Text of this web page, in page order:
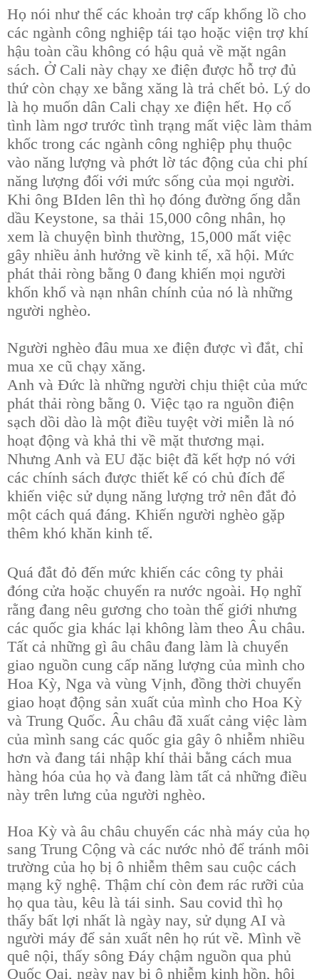
Họ nói như thể các khoản trợ cấp khổng lồ cho
các ngành công nghiệp tái tạo hoặc viện trợ khí
hậu toàn cầu không có hậu quả về mặt ngân
sách. Ở Cali này chạy xe điện được hỗ trợ đủ
thứ còn chạy xe bằng xăng là trả chết bỏ. Lý do
là họ muốn dân Cali chạy xe điện hết. Họ cố
tình làm ngơ trước tình trạng mất việc làm thảm
khốc trong các ngành công nghiệp phụ thuộc
vào năng lượng và phớt lờ tác động của chi phí
năng lượng đối với mức sống của mọi người.
Khi ông BIden lên thì họ đóng đường ống dẫn
dầu Keystone, sa thải 15,000 công nhân, họ
xem là chuyện bình thường, 15,000 mất việc
gây nhiều ảnh hưởng về kinh tế, xã hội. Mức
phát thải ròng bằng 0 đang khiến mọi người
khốn khổ và nạn nhân chính của nó là những
người nghèo.
Người nghèo đâu mua xe điện được vì đắt, chỉ
mua xe cũ chạy xăng.
Anh và Đức là những người chịu thiệt của mức
phát thải ròng bằng 0. Việc tạo ra nguồn điện
sạch dồi dào là một điều tuyệt vời miễn là nó
hoạt động và khả thi về mặt thương mại.
Nhưng Anh và EU đặc biệt đã kết hợp nó với
các chính sách được thiết kế có chủ đích để
khiến việc sử dụng năng lượng trở nên đắt đỏ
một cách quá đáng. Khiến người nghèo gặp
thêm khó khăn kinh tế.
Quá đắt đỏ đến mức khiến các công ty phải
đóng cửa hoặc chuyển ra nước ngoài. Họ nghĩ
rằng đang nêu gương cho toàn thế giới nhưng
các quốc gia khác lại không làm theo Âu châu.
Tất cả những gì âu châu đang làm là chuyển
giao nguồn cung cấp năng lượng của mình cho
Hoa Kỳ, Nga và vùng Vịnh, đồng thời chuyển
giao hoạt động sản xuất của mình cho Hoa Kỳ
và Trung Quốc. Âu châu đã xuất cảng việc làm
của mình sang các quốc gia gây ô nhiễm nhiều
hơn và đang tái nhập khí thải bằng cách mua
hàng hóa của họ và đang làm tất cả những điều
này trên lưng của người nghèo.
Hoa Kỳ và âu châu chuyển các nhà máy của họ
sang Trung Cộng và các nước nhỏ để tránh môi
trường của họ bị ô nhiễm thêm sau cuộc cách
mạng kỹ nghệ. Thậm chí còn đem rác rưỡi của
họ qua tàu, kêu là tái sinh. Sau covid thì họ
thấy bất lợi nhất là ngày nay, sử dụng AI và
người máy để sản xuất nên họ rút về. Mình về
quê nội, thấy sông Đáy chậm nguồn qua phủ
Quốc Oai, ngày nay bị ô nhiễm kinh hồn, hôi